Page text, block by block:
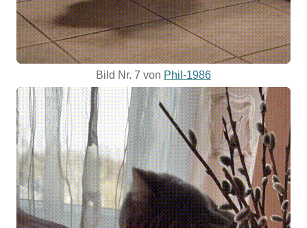
Bild Nr. 7 von Phil-1986